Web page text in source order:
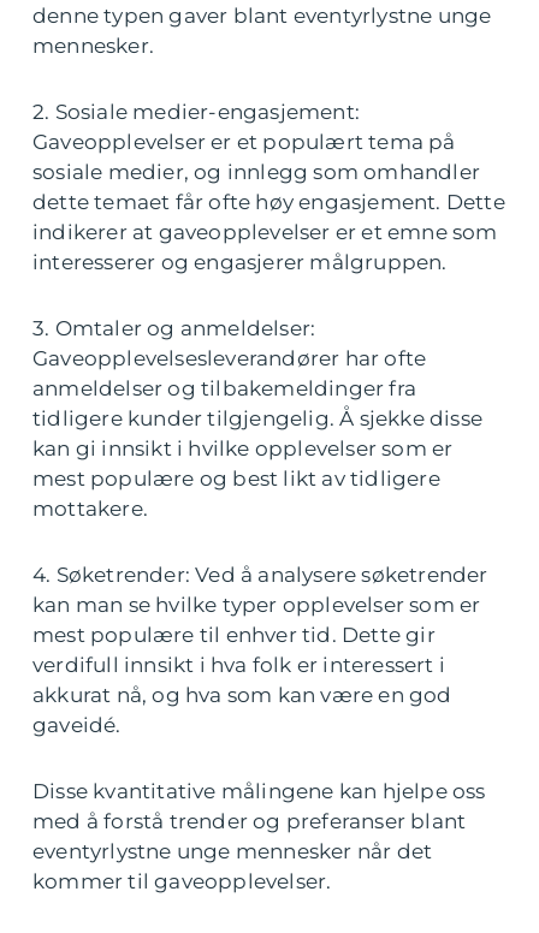
denne typen gaver blant eventyrlystne unge
mennesker.
2. Sosiale medier-engasjement:
Gaveopplevelser er et populært tema på
sosiale medier, og innlegg som omhandler
dette temaet får ofte høy engasjement. Dette
indikerer at gaveopplevelser er et emne som
interesserer og engasjerer målgruppen.
3. Omtaler og anmeldelser:
Gaveopplevelsesleverandører har ofte
anmeldelser og tilbakemeldinger fra
tidligere kunder tilgjengelig. Å sjekke disse
kan gi innsikt i hvilke opplevelser som er
mest populære og best likt av tidligere
mottakere.
4. Søketrender: Ved å analysere søketrender
kan man se hvilke typer opplevelser som er
mest populære til enhver tid. Dette gir
verdifull innsikt i hva folk er interessert i
akkurat nå, og hva som kan være en god
gaveidé.
Disse kvantitative målingene kan hjelpe oss
med å forstå trender og preferanser blant
eventyrlystne unge mennesker når det
kommer til gaveopplevelser.